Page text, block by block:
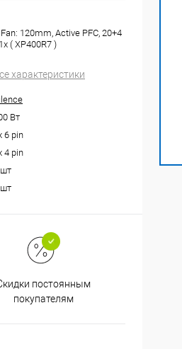
120mm, Active PFC, 20+4
( XP400R7 )
характеристики
Вт
6 pin
4 pin
постоянным
покупателям